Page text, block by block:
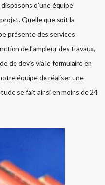
d’une équipe
Quelle que soit la
présente des services
de l’ampleur des travaux,
de devis via le formulaire en
équipe de réaliser une
se fait ainsi en moins de 24